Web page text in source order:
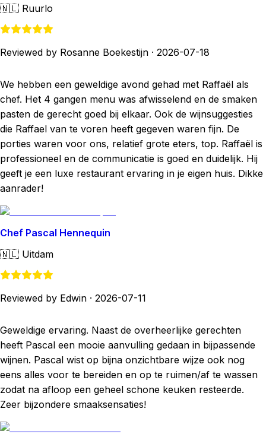
🇳🇱 Ruurlo
Reviewed by Rosanne Boekestijn · 2026-07-18
We hebben een geweldige avond gehad met Raffaël als
chef. Het 4 gangen menu was afwisselend en de smaken
pasten de gerecht goed bij elkaar. Ook de wijnsuggesties
die Raffael van te voren heeft gegeven waren fijn. De
porties waren voor ons, relatief grote eters, top. Raffaël is
professioneel en de communicatie is goed en duidelijk. Hij
geeft je een luxe restaurant ervaring in je eigen huis. Dikke
aanrader!
Chef Pascal Hennequin
🇳🇱 Uitdam
Reviewed by Edwin · 2026-07-11
Geweldige ervaring. Naast de overheerlijke gerechten
heeft Pascal een mooie aanvulling gedaan in bijpassende
wijnen. Pascal wist op bijna onzichtbare wijze ook nog
eens alles voor te bereiden en op te ruimen/af te wassen
zodat na afloop een geheel schone keuken resteerde.
Zeer bijzondere smaaksensaties!